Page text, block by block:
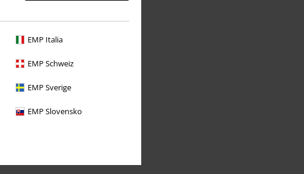
EMP Italia
EMP Schweiz
EMP Sverige
EMP Slovensko